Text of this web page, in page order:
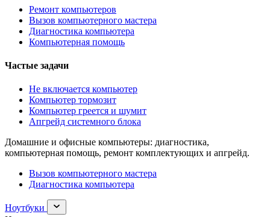
Ремонт компьютеров
Вызов компьютерного мастера
Диагностика компьютера
Компьютерная помощь
Частые задачи
Не включается компьютер
Компьютер тормозит
Компьютер греется и шумит
Апгрейд системного блока
Домашние и офисные компьютеры: диагностика,
компьютерная помощь, ремонт комплектующих и апгрейд.
Вызов компьютерного мастера
Диагностика компьютера
Ноутбуки
Раскрыть
раздел